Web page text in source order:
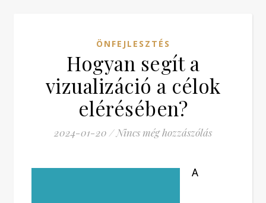
ÖNFEJLESZTÉS
Hogyan segít a
vizualizáció a célok
elérésében?
2024-01-20 / Nincs még hozzászólás
A